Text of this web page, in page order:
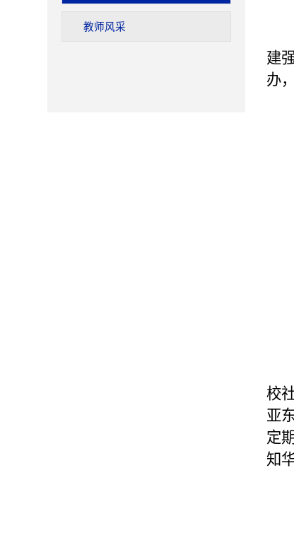
教师风采
建
办
校
亚
定
知